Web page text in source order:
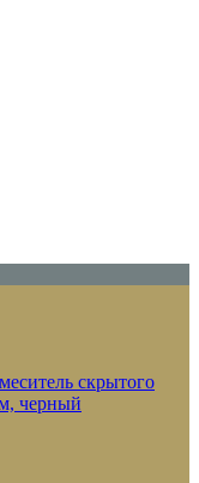
скрытого
черный